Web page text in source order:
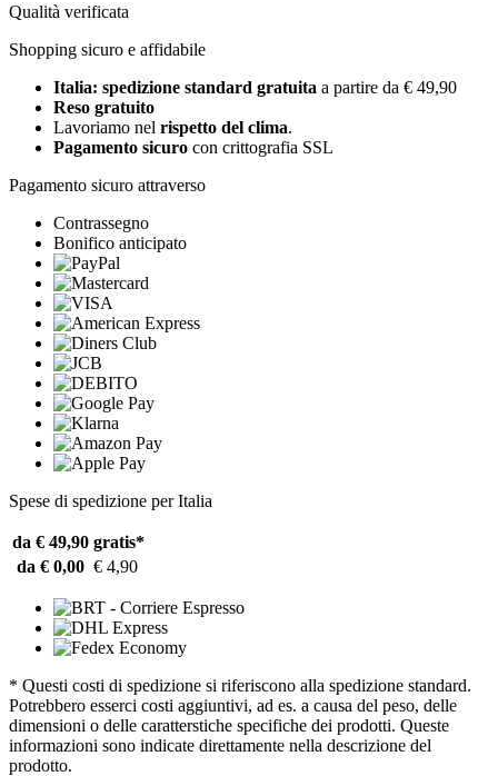
Qualità verificata
Shopping sicuro e affidabile
Italia: spedizione standard gratuita a partire da € 49,90
Reso gratuito
Lavoriamo nel rispetto del clima.
Pagamento sicuro con crittografia SSL
Pagamento sicuro attraverso
Contrassegno
Bonifico anticipato
Spese di spedizione per Italia
da € 49,90 gratis*
da € 0,00 € 4,90
* Questi costi di spedizione si riferiscono alla spedizione standard.
Potrebbero esserci costi aggiuntivi, ad es. a causa del peso, delle
dimensioni o delle caratterstiche specifiche dei prodotti. Queste
informazioni sono indicate direttamente nella descrizione del
prodotto.